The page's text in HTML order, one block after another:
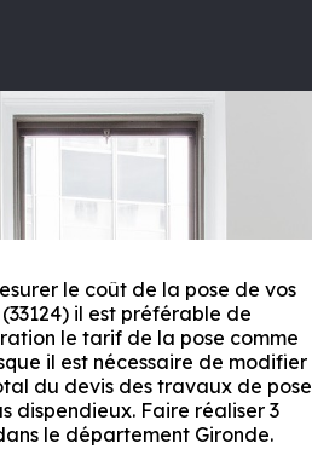
le coût de la pose de vos
il est préférable de
le tarif de la pose comme
il est nécessaire de modifier
du devis des travaux de pose
dispendieux. Faire réaliser 3
le département Gironde.